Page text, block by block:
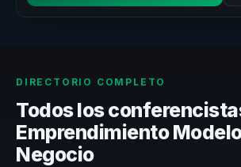
DIRECTORIO COMPLETO
Todos los
Emprendimiento
Negocio